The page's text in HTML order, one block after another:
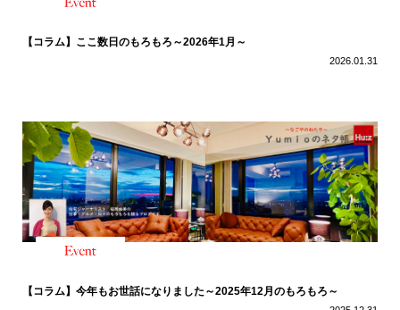
【コラム】ここ数日のもろもろ～2026年1月～
2026.01.31
【コラム】今年もお世話になりました～2025年12月のもろもろ～